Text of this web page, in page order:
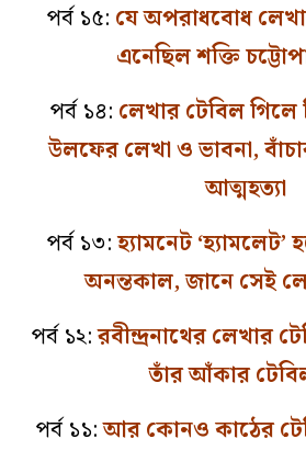
পর্ব ১৫: যে অপরাধবোধ
এনেছিল শক্তি
পর্ব ১৪: লেখার টেবিল গিলে
উলফের লেখা ও ভাবনা,
আত্মহত্যা
পর্ব ১৩:হ্যামনেট
অনন্তকাল, জানে সেই
পর্ব ১২:রবীন্দ্রনাথের লেখার
তাঁর আঁকার
পর্ব ১১:আর কোনও কাঠের